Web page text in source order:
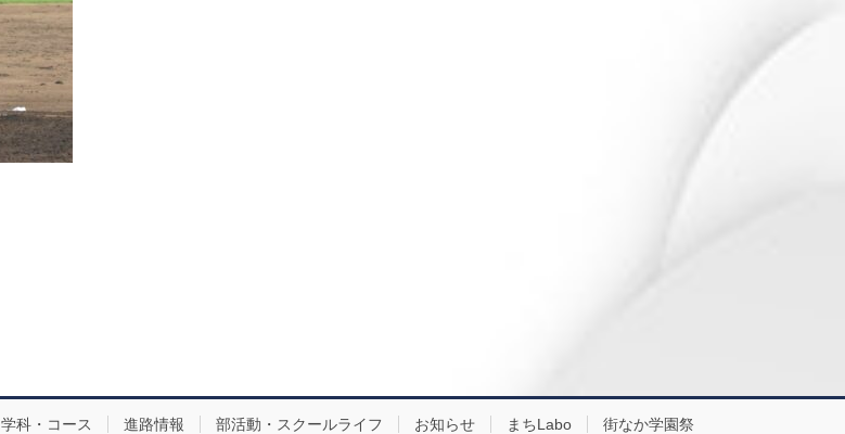
学科・コース 進路情報 部活動・スクールライフ お知らせ まちLabo
街なか学園祭